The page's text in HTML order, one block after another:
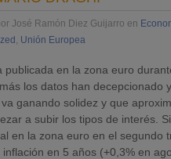
José Ramón Diez Guijarro en
, Unión Europea
publicada en la zona euro
los datos han decepcionado
ganando solidez y que
a subir los tipos de interés.
en la zona euro en el segundo
en 5 años (+0,3% en